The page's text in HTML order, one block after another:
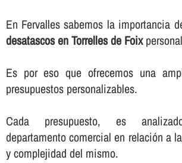
En Fervalles sabemos la importancia
desatascos en Torrelles de Foix
Es por eso que ofrecemos una
presupuestos personalizables.
Cada presupuesto, es
departamento comercial en relación a
y complejidad del mismo.